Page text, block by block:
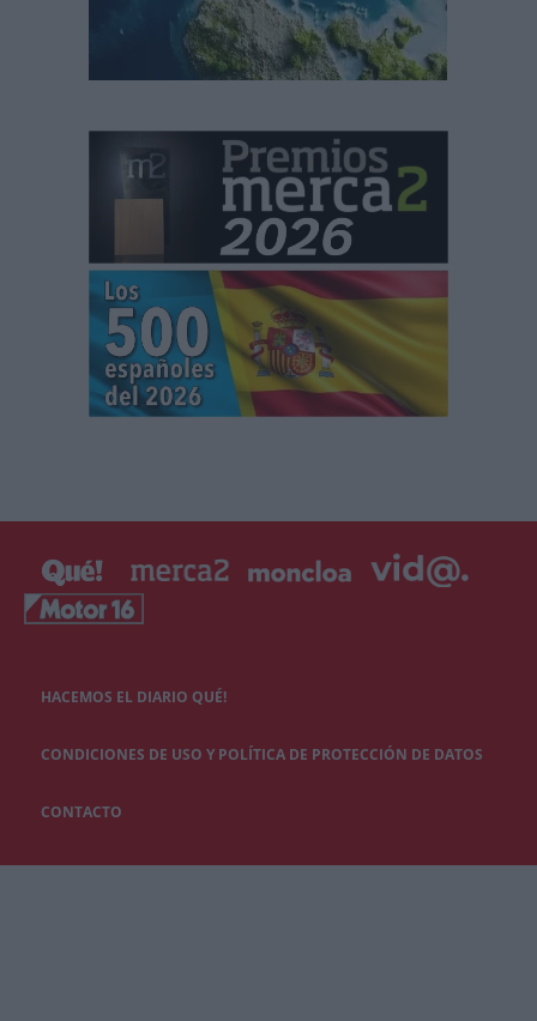
HACEMOS EL DIARIO QUÉ!
CONDICIONES DE USO Y POLÍTICA DE PROTECCIÓN DE DATOS
CONTACTO